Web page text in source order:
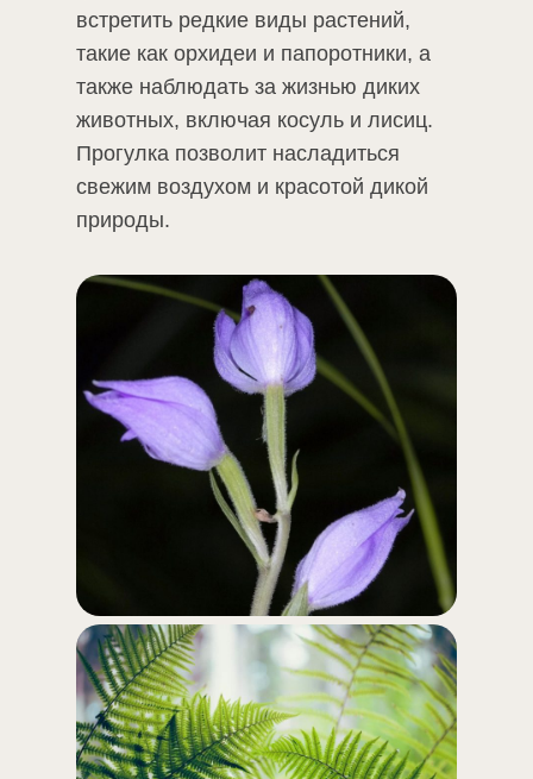
встретить редкие виды растений,
такие как орхидеи и папоротники, а
также наблюдать за жизнью диких
животных, включая косуль и лисиц.
Прогулка позволит насладиться
свежим воздухом и красотой дикой
природы.